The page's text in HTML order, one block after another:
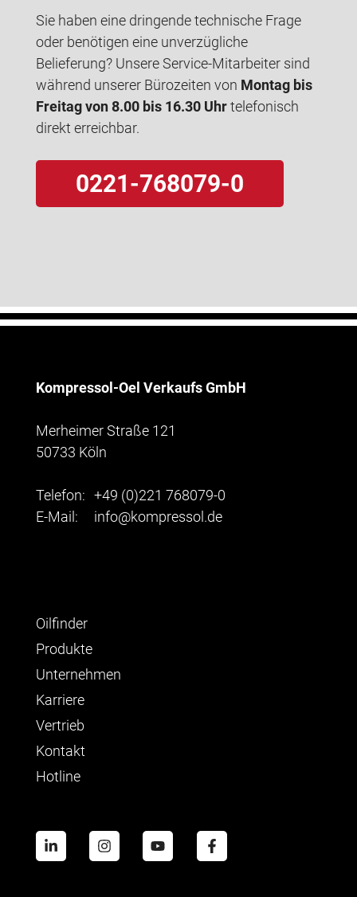
Sie haben eine dringende technische Frage
oder benötigen eine unverzügliche
Belieferung? Unsere Service-Mitarbeiter sind
während unserer Bürozeiten von Montag bis
Freitag von 8.00 bis 16.30 Uhrtelefonisch
direkt erreichbar.
0221-768079-0
Kompressol-Oel Verkaufs GmbH
Merheimer Straße 121
50733 Köln
Telefon: +49 (0)221 768079-0
E-Mail:
info@kompressol.de
Oilfinder
Produkte
Unternehmen
Karriere
Vertrieb
Kontakt
Hotline